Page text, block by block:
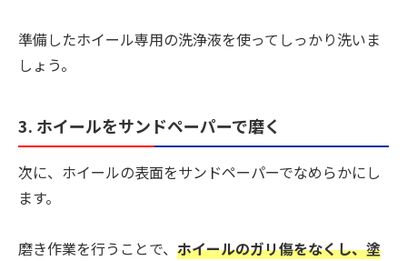
準備したホイール専用の洗浄液を使ってしっかり洗いま
しょう。
3. ホイールをサンドペーパーで磨く
次に、ホイールの表面をサンドペーパーでなめらかにし
ます。
磨き作業を行うことで、 ホイールのガリ傷をなくし、塗